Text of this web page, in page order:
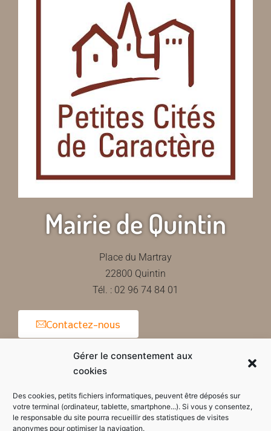
Gérer le consentement aux
cookies
Des cookies, petits fichiers informatiques, peuvent être déposés sur
votre terminal (ordinateur, tablette, smartphone...). Si vous y consentez,
le responsable du site pourra recueillir des statistiques de visites
anonymes pour optimiser la navigation.
Mairie de Quintin
Place du Martray
22800 Quintin
Tél. : 02 96 74 84 01
Contactez-nous
Horaires d'ouverture de la mairie